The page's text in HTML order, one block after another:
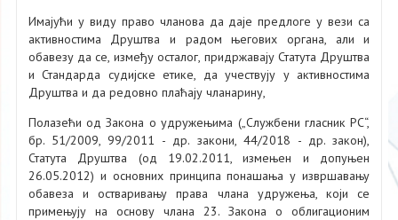
Имајући у виду право чланова да даје предлоге у вези са
активностима Друштва и радом његових органа, али и
обавезу да се, између осталог, придржавају Статута Друштва
и Стандарда судијске етике, да учествују у активностима
Друштва и да редовно плаћају чланарину,
Полазећи од Закона о удружењима („Службени гласник РС“,
бр. 51/2009, 99/2011 - др. закони, 44/2018 - др. закон),
Статута Друштва (од 19.02.2011, измењен и допуњен
26.05.2012) и основних принципа понашања у извршавању
обавеза и остваривању права члана удружења, који се
примењују на основу члана 23. Закона о облигационим